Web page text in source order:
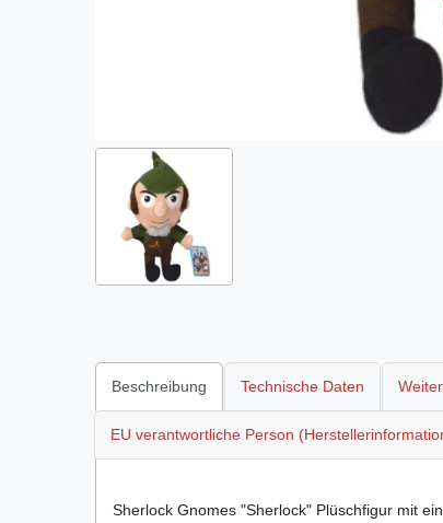
Beschreibung Technische Daten
EU verantwortliche Person
Sherlock Gnomes "Sherlock" Plüschfigur mit